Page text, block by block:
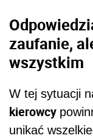
zaufanie,
wszystkim
W tej sytuacji
kierowcy
unikać